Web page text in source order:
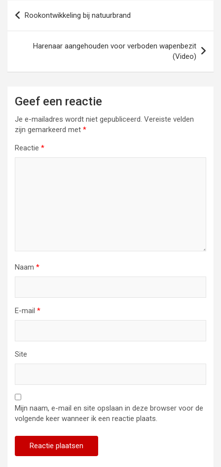
Bericht
navigatie
Rookontwikkeling bij natuurbrand
Harenaar aangehouden voor verboden wapenbezit
(Video)
Geef een reactie
Je e-mailadres wordt niet gepubliceerd. Vereiste velden
zijn gemarkeerd met *
Reactie *
Naam *
E-mail *
Site
Mijn naam, e-mail en site opslaan in deze browser voor de
volgende keer wanneer ik een reactie plaats.